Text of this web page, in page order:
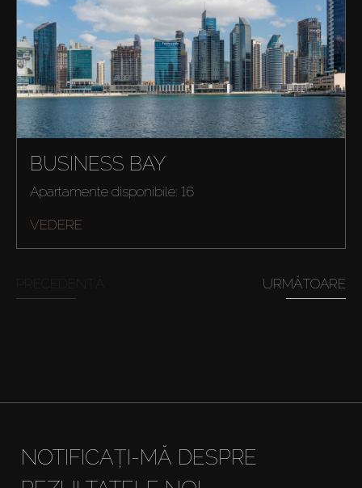
BUSINESS BAY
Apartamente disponibile: 16
VEDERE
URMĂTOARE
NOTIFICAȚI-MĂ DESPRE